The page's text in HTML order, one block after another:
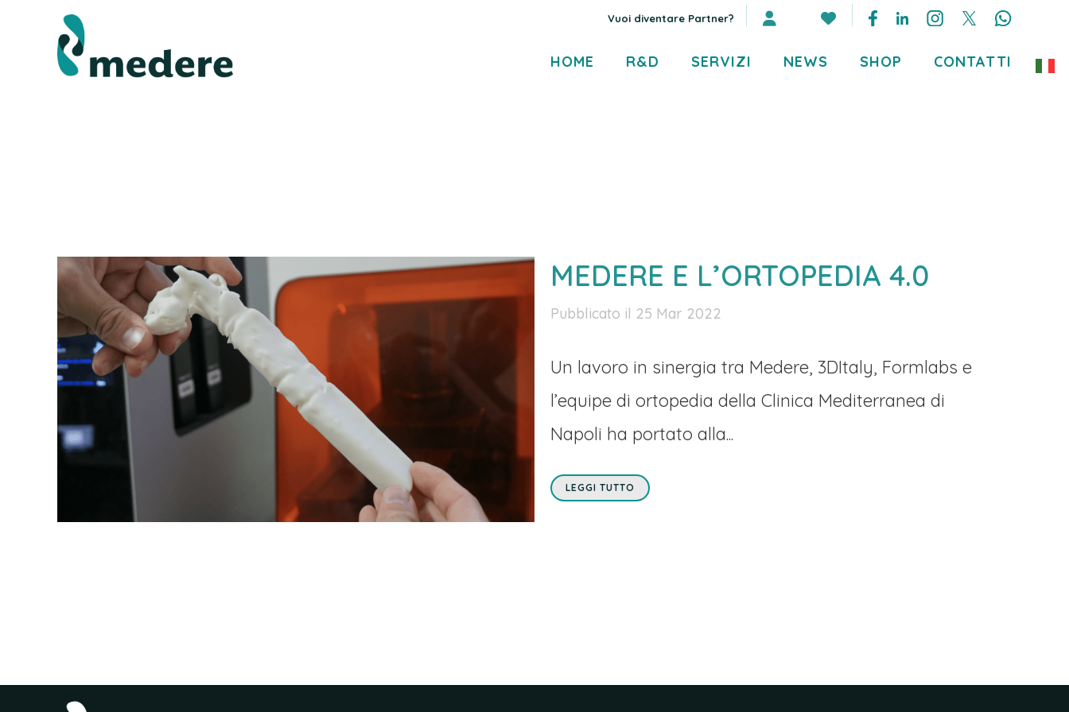
Vuoi diventare Partner?
HOME R&D SERVIZI NEWS SHOP CONTATTI
MEDERE E L’ORTOPEDIA 4.0
Pubblicato il 25 Mar 2022
Un lavoro in sinergia tra Medere, 3DItaly, Formlabs e
l’equipe di ortopedia della Clinica Mediterranea di
Napoli ha portato alla...
LEGGI TUTTO